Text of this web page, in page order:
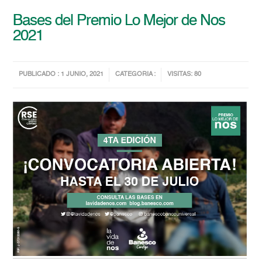
Bases del Premio Lo Mejor de Nos
2021
PUBLICADO : 1 JUNIO, 2021 CATEGORIA : VISITAS: 80